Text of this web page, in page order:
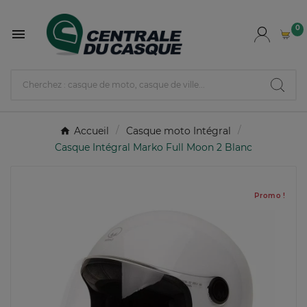
 0
Accueil
Casque moto Intégral
Casque Intégral Marko Full Moon 2 Blanc
Promo !